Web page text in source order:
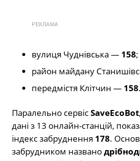
РЕКЛАМА
вулиця Чуднівська — 158;
район майдану
передмістя Клітчин — 158.
Паралельно сервісSaveEcoBot
дані з 13 онлайн-станцій,
індекс забруднення 178.
забрудником названо